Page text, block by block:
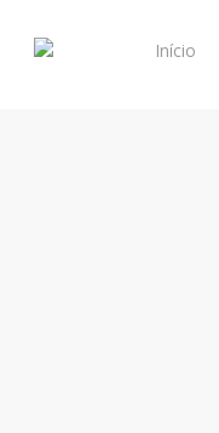
Início